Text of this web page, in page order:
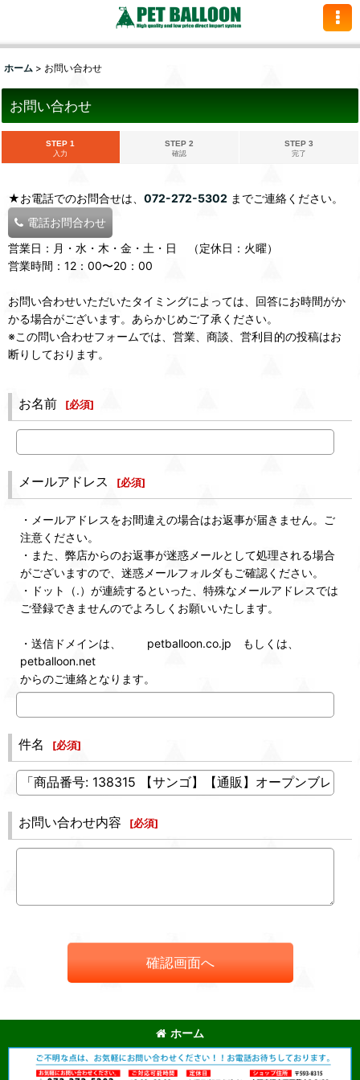
ホーム > お問い合わせ
お問い合わせ
STEP 1
入力
STEP 2
確認
STEP 3
完了
★お電話でのお問合せは、 072-272-5302 までご連絡ください。
電話お問合わせ
営業日：月・水・木・金・土・日 （定休日：火曜）
営業時間：12：00〜20：00
お問い合わせいただいたタイミングによっては、回答にお時間がか
かる場合がございます。あらかじめご了承ください。
※この問い合わせフォームでは、営業、商談、営利目的の投稿はお
断りしております。
お名前 [必須]
メールアドレス [必須]
・メールアドレスをお間違えの場合はお返事が届きません。ご
注意ください。
・また、弊店からのお返事が迷惑メールとして処理される場合
がございますので、迷惑メールフォルダもご確認ください。
・ドット（.）が連続するといった、特殊なメールアドレスでは
ご登録できませんのでよろしくお願いいたします。
・送信ドメインは、 petballoon.co.jp もしくは、
petballoon.net
からのご連絡となります。
件名 [必須]
お問い合わせ内容 [必須]
確認画面へ
ホーム